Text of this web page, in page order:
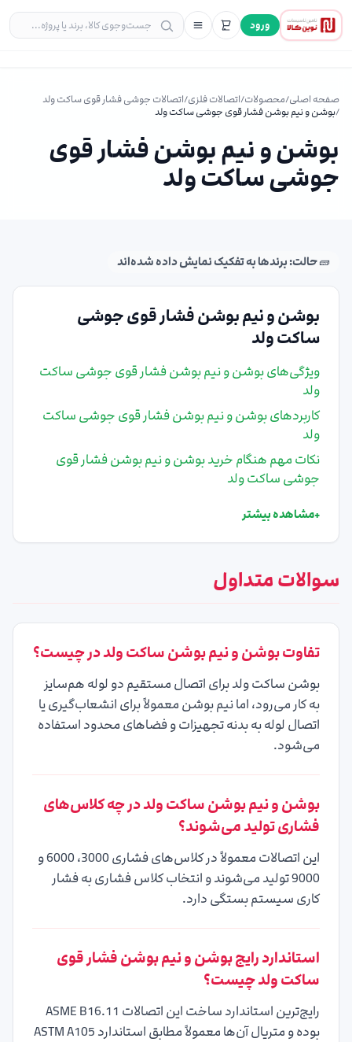
ورود
صفحه اصلی/محصولات/اتصالات فلزی/اتصالات جوشی فشار قوی ساکت ولد
/بوشن و نیم بوشن فشار قوی جوشی ساکت ولد
بوشن و نیم بوشن فشار قوی
جوشی ساکت ولد
🧱 حالت: برندها به تفکیک نمایش داده شده‌اند
بوشن و نیم بوشن فشار قوی جوشی
ساکت ولد
ویژگی‌های بوشن و نیم بوشن فشار قوی جوشی ساکت
ولد
کاربردهای بوشن و نیم بوشن فشار قوی جوشی ساکت
ولد
نکات مهم هنگام خرید بوشن و نیم بوشن فشار قوی
جوشی ساکت ولد
+مشاهده بیشتر
سوالات متداول
تفاوت بوشن و نیم بوشن ساکت ولد در چیست؟
بوشن ساکت ولد برای اتصال مستقیم دو لوله هم‌سایز
به کار می‌رود، اما نیم بوشن معمولاً برای انشعاب‌گیری یا
اتصال لوله به بدنه تجهیزات و فضاهای محدود استفاده
می‌شود.
بوشن و نیم بوشن ساکت ولد در چه کلاس‌های
فشاری تولید می‌شوند؟
این اتصالات معمولاً در کلاس‌های فشاری 3000، 6000 و
9000 تولید می‌شوند و انتخاب کلاس فشاری به فشار
کاری سیستم بستگی دارد.
استاندارد رایج بوشن و نیم بوشن فشار قوی
ساکت ولد چیست؟
رایج‌ترین استاندارد ساخت این اتصالات ASME B16.11
بوده و متریال آن‌ها معمولاً مطابق استاندارد ASTM A105